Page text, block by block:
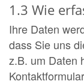
1.3 Wie
Ihre Daten
dass Sie uns
z.B. um Daten